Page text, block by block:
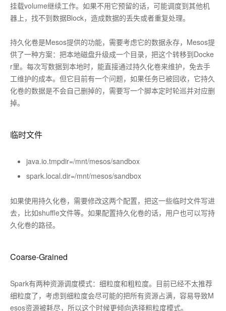
挂载volume继续工作。如果不用它预留的话，可能调度到其他机
器上，找不到数据Block，造成数据的丢失或者重复处理。
持久化卷是Mesos提供的功能，需要考虑它的数据永存，Mesos提
供了一种方案：把本地磁盘升级成一个目录，把这个转移到Docke
r里。每次写数据到本地时，能直接通过持久化卷来维护，免去手
工维护的成本。但它目前有一个问题，如果任务已被回收，它持久
化卷的数据是不会自己删掉的，需要写一个脚本定时轮巡并对应删
掉。
临时文件
java.io.tmpdir=/mnt/mesos/sandbox
spark.local.dir=/mnt/mesos/sandbox
如果使用持久化卷，需要修改这两个配置，把这一些临时文件写进
去，比如shuffle文件等。如果配置持久化卷的话，用户也可以写持
久化卷的路径。
Coarse-Grained
Spark有两种资源调度模式：细粒度和粗粒度。目前已经不太推荐
细粒度了，考虑到细粒度会尽可能的把所有资源占满，容易导致M
esos资源被耗尽，所以这个时候更倾向选择粗粒度模式。